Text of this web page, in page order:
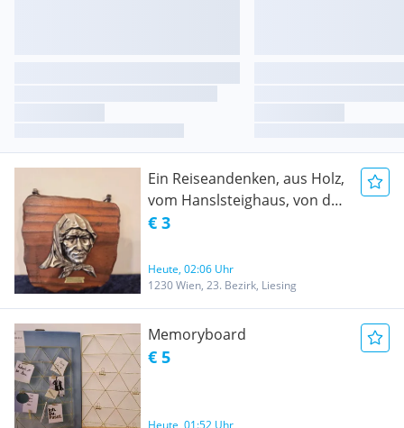
Ein Reiseandenken, aus Holz,
vom Hanslsteighaus, von der
Hohe Wand, in
ist 13 cm, die Breite beträgt
14 cm, mit einer Kette zum
Aufhängen,
€ 3
Heute, 02:06 Uhr
1230 Wien, 23. Bezirk, Liesing
Memoryboard
€ 5
Heute, 01:52 Uhr